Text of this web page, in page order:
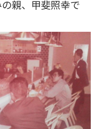
親、甲斐照幸で